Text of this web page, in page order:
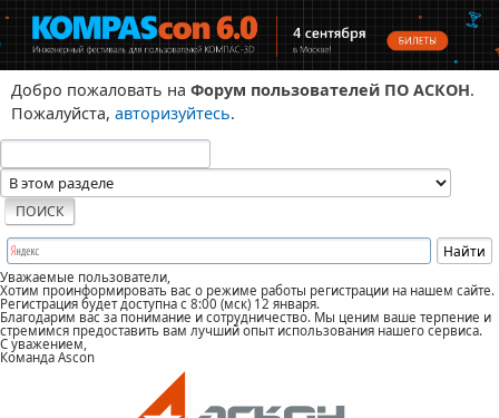
Добро пожаловать на Форум пользователей ПО АСКОН.
Пожалуйста, авторизуйтесь.
Уважаемые пользователи,
Хотим проинформировать вас о режиме работы регистрации на нашем сайте.
Регистрация будет доступна с 8:00 (мск) 12 января.
Благодарим вас за понимание и сотрудничество. Мы ценим ваше терпение и
стремимся предоставить вам лучший опыт использования нашего сервиса.
С уважением,
Команда Ascon